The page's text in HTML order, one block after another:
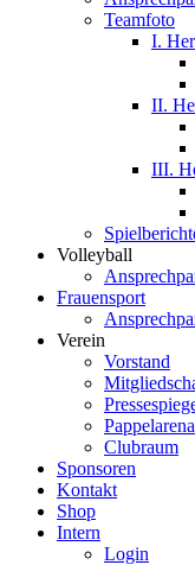
Teamfoto
I.
II.
III.
Volleyball
Frauensport
Verein
Vorstand
Pappelarena
Clubraum
Sponsoren
Kontakt
Shop
Intern
Login